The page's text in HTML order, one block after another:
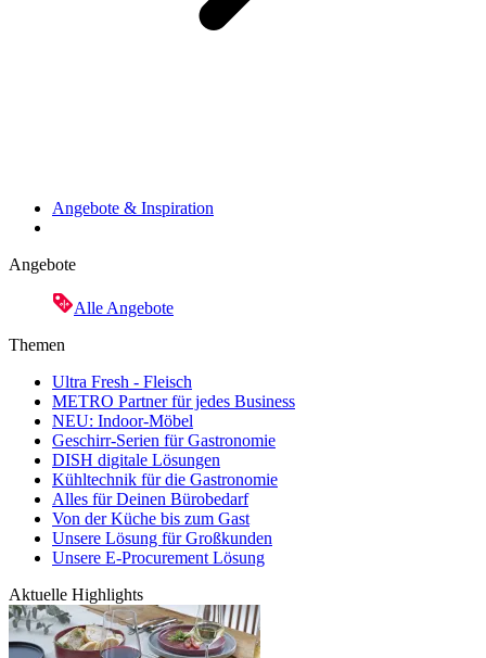
Angebote & Inspiration
Angebote
Alle Angebote
Themen
Ultra Fresh - Fleisch
METRO Partner für jedes Business
NEU: Indoor-Möbel
Geschirr-Serien für Gastronomie
DISH digitale Lösungen
Kühltechnik für die Gastronomie
Alles für Deinen Bürobedarf
Von der Küche bis zum Gast
Unsere Lösung für Großkunden
Unsere E-Procurement Lösung
Aktuelle Highlights